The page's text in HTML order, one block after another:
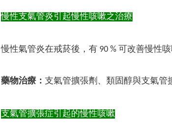
慢性支氣管炎引起慢性咳嗽之治療
慢性氣管炎在戒菸後，有 90 % 可改善慢性咳
藥物治療： 支氣管擴張劑、類固醇與支氣管
支氣管擴張症引起的慢性咳嗽